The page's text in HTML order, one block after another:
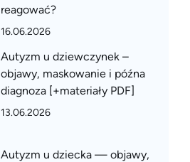
reagować?
16.06.2026
Autyzm u dziewczynek –
objawy, maskowanie i późna
diagnoza [+materiały PDF]
13.06.2026
Autyzm u dziecka — objawy,